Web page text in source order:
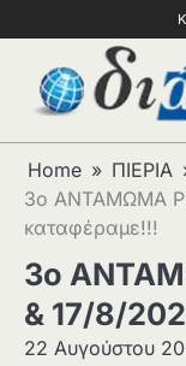
Home
ΠΙΕΡΙΑ
3ο ΑΝΤΑΜΩΜΑ
καταφέραμε!!!
3ο
& 17/8/
22 Αυγούστου